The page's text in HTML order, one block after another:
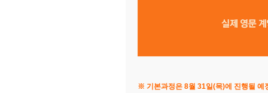
※ 기본과정은 8월 31일(목)에 진행될 예